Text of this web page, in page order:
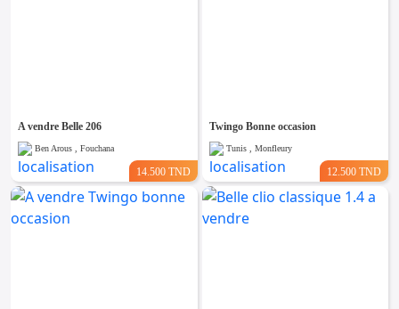
A vendre Belle 206
Ben Arous , Fouchana
14.500 TND
Twingo Bonne occasion
Tunis , Monfleury
12.500 TND